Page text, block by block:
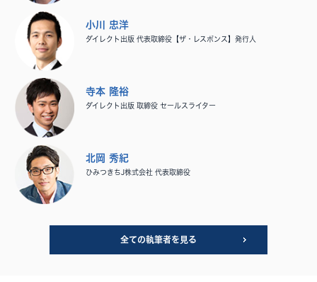
小川 忠洋
ダイレクト出版 代表取締役【ザ・レスポンス】発行人
寺本 隆裕
ダイレクト出版 取締役 セールスライター
北岡 秀紀
ひみつきちJ株式会社 代表取締役
全ての執筆者を見る